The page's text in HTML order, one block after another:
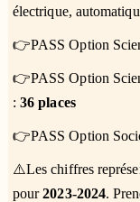
électrique,
👉PASS Option
👉PASS Option
:36 places
👉PASS Option
⚠️Les chiffres
pour2023-2024.